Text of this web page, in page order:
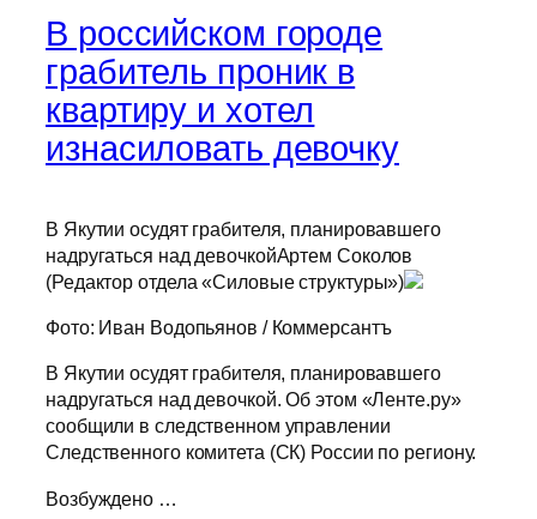
В российском городе
грабитель проник в
квартиру и хотел
изнасиловать девочку
В Якутии осудят грабителя, планировавшего
надругаться над девочкойАртем Соколов
(Редактор отдела «Силовые структуры»)
Фото: Иван Водопьянов / Коммерсантъ
В Якутии осудят грабителя, планировавшего
надругаться над девочкой. Об этом «Ленте.ру»
сообщили в следственном управлении
Следственного комитета (СК) России по региону.
Возбуждено …